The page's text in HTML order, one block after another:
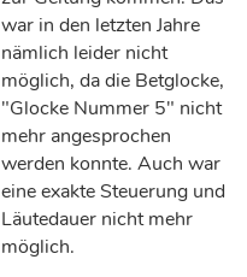
war in den letzten Jahre
nämlich leider nicht
möglich, da die Betglocke,
"Glocke Nummer 5" nicht
mehr angesprochen
werden konnte. Auch war
eine exakte Steuerung und
Läutedauer nicht mehr
möglich.